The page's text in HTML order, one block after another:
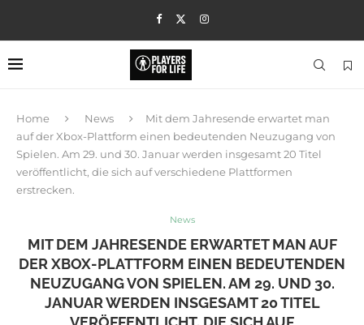
Home News
Mit dem Jahresende erwartet man
auf der Xbox-Plattform einen bedeutenden Neuzugang von
Spielen. Am 29. und 30. Januar werden insgesamt 20 Titel
veröffentlicht, die sich auf verschiedene Plattformen
erstrecken.
News
MIT DEM JAHRESENDE ERWARTET MAN AUF
DER XBOX-PLATTFORM EINEN BEDEUTENDEN
NEUZUGANG VON SPIELEN. AM 29. UND 30.
JANUAR WERDEN INSGESAMT 20 TITEL